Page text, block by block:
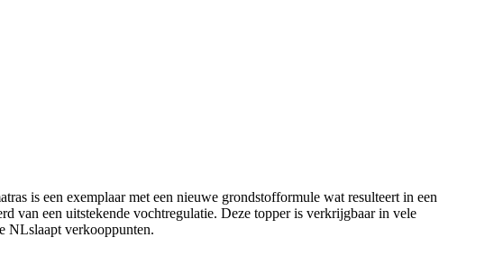
is een exemplaar met een nieuwe grondstofformule wat resulteert in een
van een uitstekende vochtregulatie. Deze topper is verkrijgbaar in vele
NLslaapt verkooppunten.